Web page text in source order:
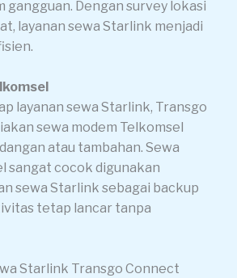
gangguan. Dengan survey lokasi
layanan sewa Starlink menjadi
layanan sewa Starlink, Transgo
sewa modem Telkomsel
atau tambahan. Sewa
sangat cocok digunakan
sewa Starlink sebagai backup
tetap lancar tanpa
Starlink Transgo Connect